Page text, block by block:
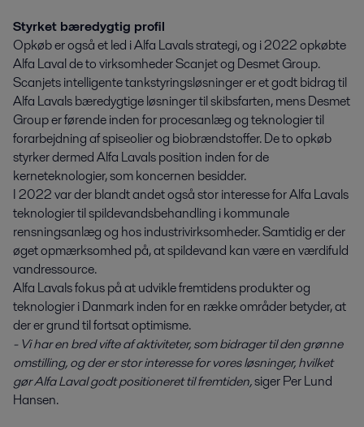
Styrket bæredygtig profil
Opkøb er også et led i Alfa Lavals strategi, og i 2022 opkøbte
Alfa Laval de to virksomheder Scanjet og Desmet Group.
Scanjets intelligente tankstyringsløsninger er et godt bidrag til
Alfa Lavals bæredygtige løsninger til skibsfarten, mens Desmet
Group er førende inden for procesanlæg og teknologier til
forarbejdning af spiseolier og biobrændstoffer. De to opkøb
styrker dermed Alfa Lavals position inden for de
kerneteknologier, som koncernen besidder.
I 2022 var der blandt andet også stor interesse for Alfa Lavals
teknologier til spildevandsbehandling i kommunale
rensningsanlæg og hos industrivirksomheder. Samtidig er der
øget opmærksomhed på, at spildevand kan være en værdifuld
vandressource.
Alfa Lavals fokus på at udvikle fremtidens produkter og
teknologier i Danmark inden for en række områder betyder, at
der er grund til fortsat optimisme.
- Vi har en bred vifte af aktiviteter, som bidrager til den grønne
omstilling, og der er stor interesse for vores løsninger, hvilket
gør Alfa Laval godt positioneret til fremtiden,siger Per Lund
Hansen.